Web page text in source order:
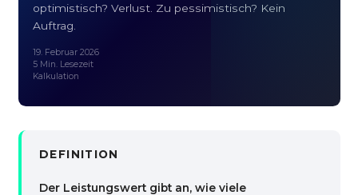
optimistisch? Verlust. Zu pessimistisch? Kein
Auftrag.
19. Februar 2026
5 Min. Lesezeit
Kalkulation
DEFINITION
Der Leistungswert gibt an, wie viele